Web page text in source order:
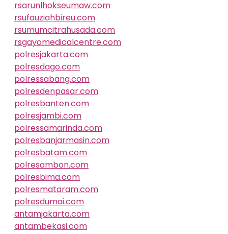
rsarunlhokseumaw.com
rsufauziahbireu.com
rsumumcitrahusada.com
rsgayomedicalcentre.com
polresjakarta.com
polresdago.com
polressabang.com
polresdenpasar.com
polresbanten.com
polresjambi.com
polressamarinda.com
polresbanjarmasin.com
polresbatam.com
polresambon.com
polresbima.com
polresmataram.com
polresdumai.com
antamjakarta.com
antambekasi.com